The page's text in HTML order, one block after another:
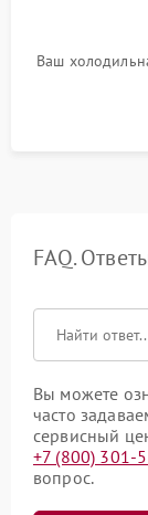
Ваш
FAQ.
Вы можете
часто
сервисный
+7 (800) 301-
вопрос.